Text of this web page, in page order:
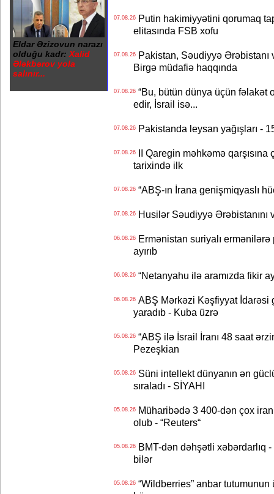
Eldar Əzizovun narazı
olduğu kadr: Xalid
Ələkbərov yola
salınır...
07.08.26Putin hakimiyyətini qorumaq
elitasında FSB xofu
07.08.26Pakistan, Səudiyyə Ərəbistanı
Birgə müdafiə haqqında
07.08.26“Bu, bütün dünya üçün fəlakət
edir, İsrail isə...
07.08.26Pakistanda leysan yağışları -
07.08.26II Qaregin məhkəmə qarşısına
tarixində ilk
07.08.26“ABŞ-ın İrana genişmiqyaslı
07.08.26Husilər Səudiyyə Ərəbistanını
06.08.26Ermənistan suriyalı ermənilərə
ayırıb
06.08.26“Netanyahu ilə aramızda fikir
06.08.26ABŞ Mərkəzi Kəşfiyyat İdarəsi
yaradıb - Kuba üzrə
05.08.26“ABŞ ilə İsrail İranı 48 saat
Pezeşkian
05.08.26Süni intellekt dünyanın ən
sıraladı - SİYAHI
05.08.26Müharibədə 3 400-dən çox
olub - “Reuters“
05.08.26BMT-dən dəhşətli xəbərdarlıq
bilər
05.08.26“Wildberries” anbar tutumunun